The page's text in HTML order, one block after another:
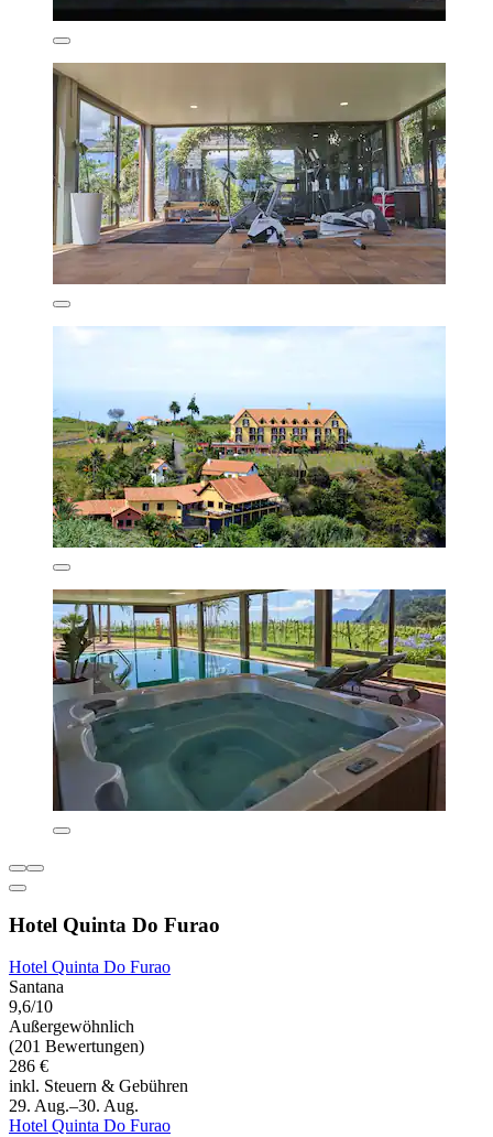
Hotel Quinta Do Furao
Hotel Quinta Do Furao
Santana
9,6/10
Außergewöhnlich
(201 Bewertungen)
286 €
inkl. Steuern & Gebühren
29. Aug.–30. Aug.
Hotel Quinta Do Furao